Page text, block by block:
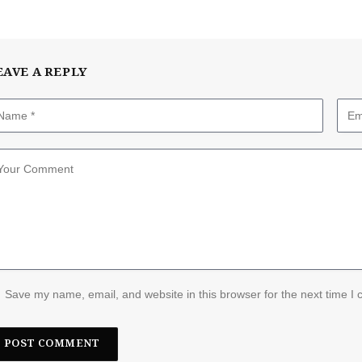
A REPLY
Save my name, email, and website in this browser for the next time I